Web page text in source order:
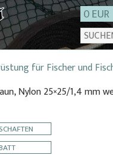
0 EUR
für Fischer und
Nylon 25×25/1,4 mm